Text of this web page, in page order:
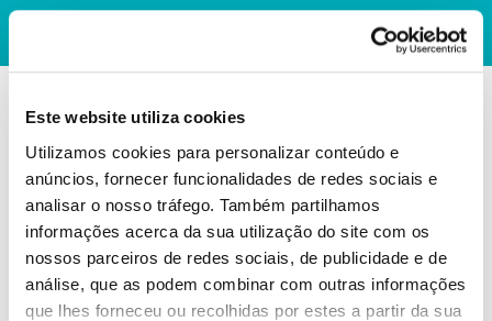
Este website utiliza cookies
Utilizamos cookies para personalizar conteúdo e
anúncios, fornecer funcionalidades de redes sociais e
analisar o nosso tráfego. Também partilhamos
informações acerca da sua utilização do site com os
nossos parceiros de redes sociais, de publicidade e de
análise, que as podem combinar com outras informações
que lhes forneceu ou recolhidas por estes a partir da sua